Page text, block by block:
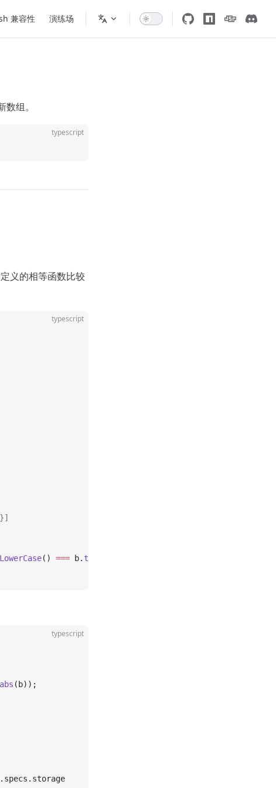
兼容性 演练场
组。
typescript
义的相等函数比较
typescript
() === b. toLowerCase
typescript
abs (b));